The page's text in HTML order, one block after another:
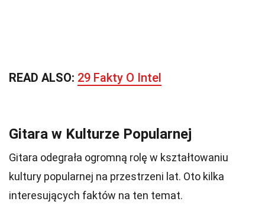
READ ALSO: 29 Fakty O Intel
Gitara w Kulturze Popularnej
Gitara odegrała ogromną rolę w kształtowaniu
kultury popularnej na przestrzeni lat. Oto kilka
interesujących faktów na ten temat.